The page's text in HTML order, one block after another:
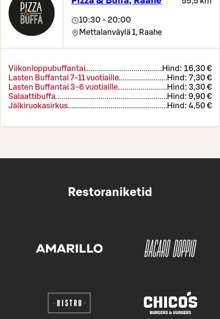
10:30 - 20:00
Mettalanväylä 1, Raahe
Viikonloppubuffantai Hind: 16,30 €
Lasten Buffantai 7-11 vuotiaille
Hind: 7,30 €
Lasten Buffantai 3-6 vuotiaille
Hind: 3,30 €
Salaattibuffa
Hind: 9,90 €
Jälkiruokasirkus
Hind: 4,50 €
Restoraniketid